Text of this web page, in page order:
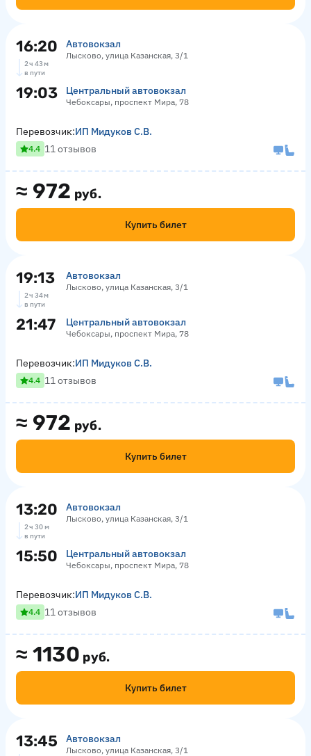
16:20 Автовокзал
Лысково, улица Казанская, 3/1
2 ч 43 м
в пути
19:03 Центральный автовокзал
Чебоксары, проспект Мира, 78
≈ 972 руб.
Купить билет
Перевозчик:ИП Мидуков С.В.
4.4 11 отзывов
19:13 Автовокзал
Лысково, улица Казанская, 3/1
2 ч 34 м
в пути
21:47 Центральный автовокзал
Чебоксары, проспект Мира, 78
≈ 972 руб.
Купить билет
Перевозчик:ИП Мидуков С.В.
4.4 11 отзывов
13:20 Автовокзал
Лысково, улица Казанская, 3/1
2 ч 30 м
в пути
15:50 Центральный автовокзал
Чебоксары, проспект Мира, 78
≈ 1130 руб.
Купить билет
Перевозчик:ИП Мидуков С.В.
4.4 11 отзывов
13:45 Автовокзал
Лысково, улица Казанская, 3/1